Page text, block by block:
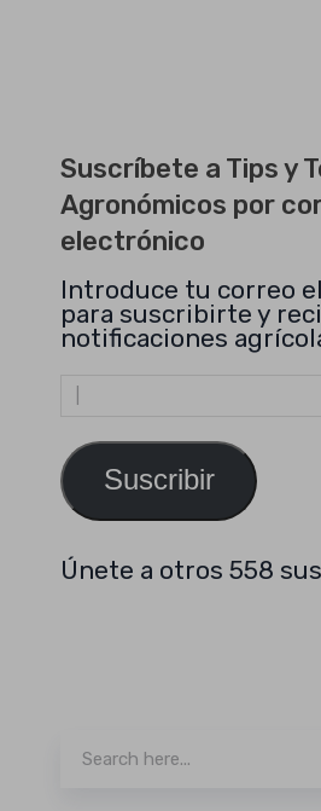
Suscríbete a Tips y
Agronómicos por
electrónico
Introduce tu correo
para suscribirte y
notificaciones
Dirección
de
Suscribir
Únete a otros 558